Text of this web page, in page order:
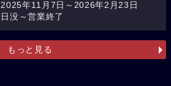
2025年11月7日～2026年2月23日
日没～営業終了
もっと見る